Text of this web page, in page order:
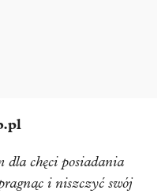
dla chęci posiadania
i niszczyć swój